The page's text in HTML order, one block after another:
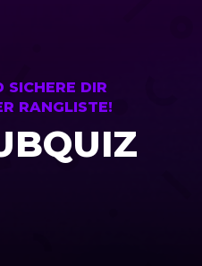
SICHERE DIR
RANGLISTE!